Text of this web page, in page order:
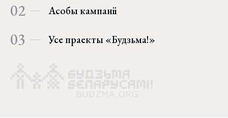
02 Асобы кампаніі
03 Усе праекты «Будзьма!»